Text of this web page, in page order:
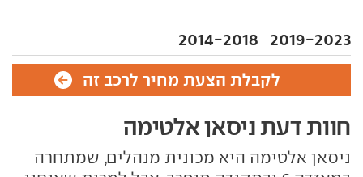
2019-2023
2014-2018
לקבלת הצעת מחיר לרכב זה
חוות דעת ניסאן אלטימה
ניסאן אלטימה היא מכונית מנהלים, שמתחרה